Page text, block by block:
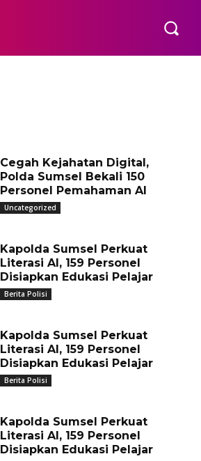
Cegah Kejahatan Digital,
Polda Sumsel Bekali 150
Personel Pemahaman AI
Uncategorized
Kapolda Sumsel Perkuat
Literasi AI, 159 Personel
Disiapkan Edukasi Pelajar
Berita Polisi
Kapolda Sumsel Perkuat
Literasi AI, 159 Personel
Disiapkan Edukasi Pelajar
Berita Polisi
Kapolda Sumsel Perkuat
Literasi AI, 159 Personel
Disiapkan Edukasi Pelajar